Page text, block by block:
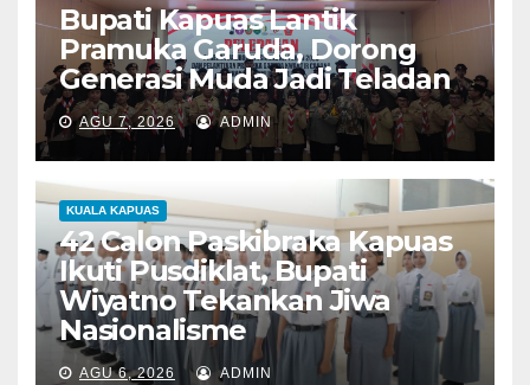
Bupati Kapuas Lantik
Pramuka Garuda, Dorong
Generasi Muda Jadi Teladan
AGU 7, 2026 ADMIN
KUALA KAPUAS
42 Calon Paskibraka Kapuas
Ikuti Pusdiklat, Bupati
Wiyatno Tekankan Jiwa
Nasionalisme
AGU 6, 2026 ADMIN